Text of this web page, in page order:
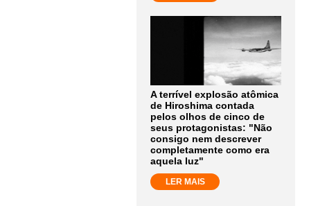
A terrível explosão atômica
de Hiroshima contada
pelos olhos de cinco de
seus protagonistas: "Não
consigo nem descrever
completamente como era
aquela luz"
LER MAIS